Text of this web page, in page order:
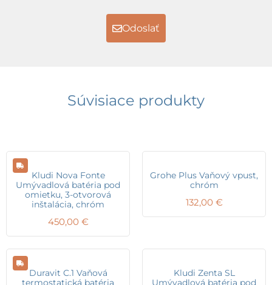
Odoslať
Súvisiace produkty
Kludi Nova Fonte
Umývadlová batéria pod
omietku, 3-otvorová
inštalácia, chróm
450,00 €
Grohe Plus Vaňový vpust,
chróm
132,00 €
Duravit C.1 Vaňová
termostatická batéria
Kludi Zenta SL
Umývadlová batéria pod